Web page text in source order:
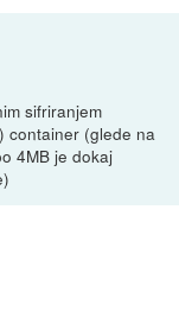
sifriranjem
container (glede na
4MB je dokaj